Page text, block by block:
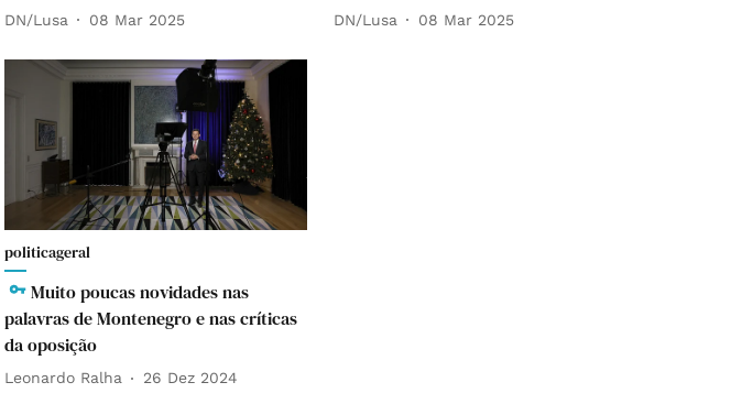
DN/Lusa 08 Mar 2025 DN/Lusa 08 Mar 2025
politicageral
Muito poucas novidades nas
palavras de Montenegro e nas críticas
da oposição
Leonardo Ralha 26 Dez 2024